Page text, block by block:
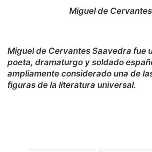
Miguel de Cervantes
Miguel de Cervantes Saavedra fue
poeta, dramaturgo y soldado
ampliamente considerado una de
figuras de la literatura universal.